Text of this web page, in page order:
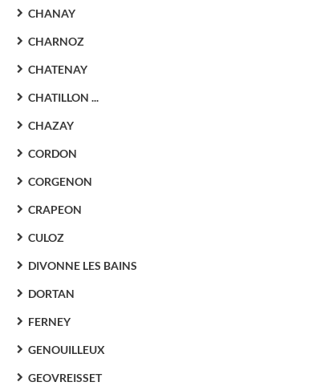
CHANAY
CHARNOZ
CHATENAY
CHATILLON ...
CHAZAY
CORDON
CORGENON
CRAPEON
CULOZ
DIVONNE LES BAINS
DORTAN
FERNEY
GENOUILLEUX
GEOVREISSET